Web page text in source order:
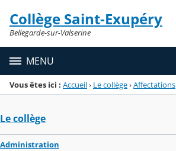
Menu de la rubrique
Contenu
Collège Saint-Exupéry
Bellegarde-sur-Valserine
MENU
Vous êtes ici : Accueil› Le collège›Affectations
Le collège
Administration